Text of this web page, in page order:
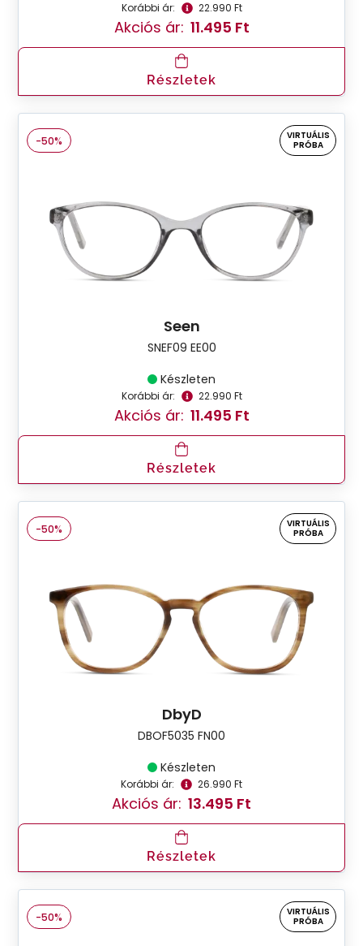
Korábbi ár: 22.990 Ft
Akciós ár: 11.495 Ft
Részletek
-50%
VIRTUÁLIS
PRÓBA
Seen
SNEF09 EE00
Készleten
Korábbi ár: 22.990 Ft
Akciós ár: 11.495 Ft
Részletek
-50%
VIRTUÁLIS
PRÓBA
DbyD
DBOF5035 FN00
Készleten
Korábbi ár: 26.990 Ft
Akciós ár: 13.495 Ft
Részletek
-50%
VIRTUÁLIS
PRÓBA